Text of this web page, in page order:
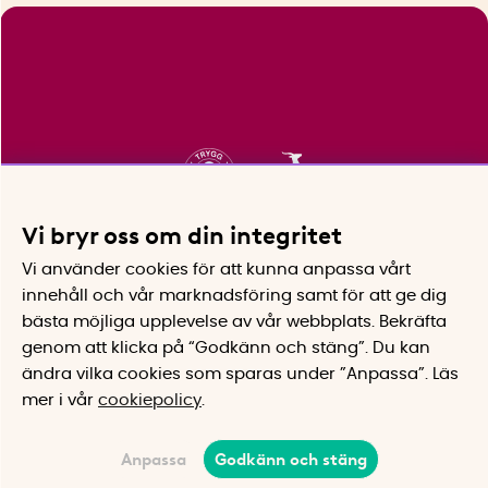
Vi bryr oss om din integritet
Vi använder cookies för att kunna anpassa vårt
innehåll och vår marknadsföring samt för att ge dig
bästa möjliga upplevelse av vår webbplats.
Bekräfta
genom att klicka på “Godkänn och stäng”. Du kan
ändra vilka cookies som sparas under ”Anpassa”.
Läs
mer i vår cookiepolicy
Anpassa Godkänn och stäng